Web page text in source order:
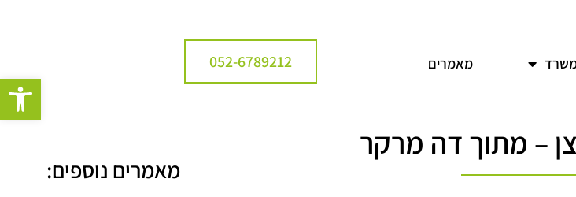
פתח
מאמרים 052-6789212
מאמרים נוספים: